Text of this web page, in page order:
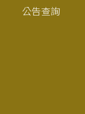
公告查詢